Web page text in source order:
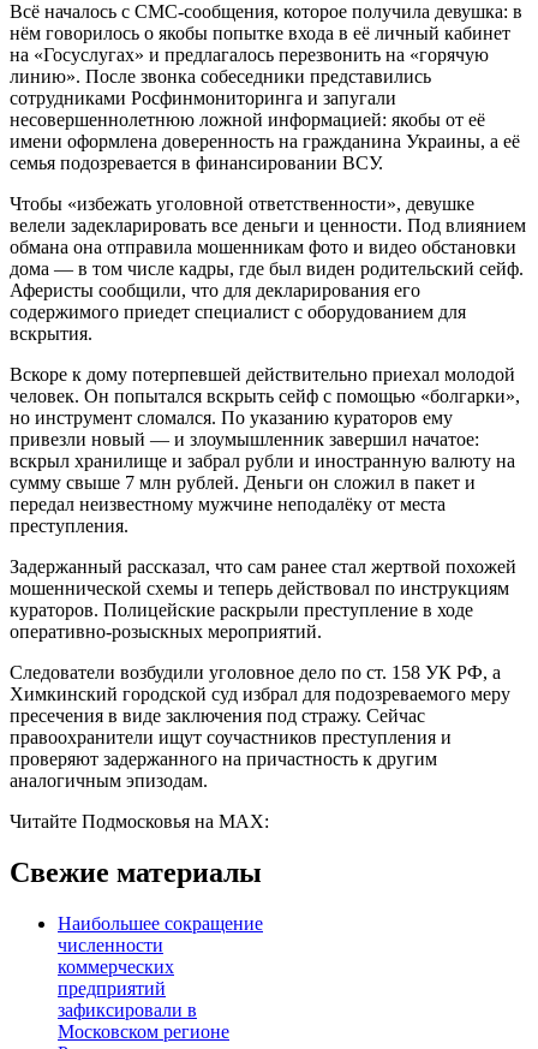
Всё началось с СМС‑сообщения, которое получила девушка: в
нём говорилось о якобы попытке входа в её личный кабинет
на «Госуслугах» и предлагалось перезвонить на «горячую
линию». После звонка собеседники представились
сотрудниками Росфинмониторинга и запугали
несовершеннолетнюю ложной информацией: якобы от её
имени оформлена доверенность на гражданина Украины, а её
семья подозревается в финансировании ВСУ.
Чтобы «избежать уголовной ответственности», девушке
велели задекларировать все деньги и ценности. Под влиянием
обмана она отправила мошенникам фото и видео обстановки
дома — в том числе кадры, где был виден родительский сейф.
Аферисты сообщили, что для декларирования его
содержимого приедет специалист с оборудованием для
вскрытия.
Вскоре к дому потерпевшей действительно приехал молодой
человек. Он попытался вскрыть сейф с помощью «болгарки»,
но инструмент сломался. По указанию кураторов ему
привезли новый — и злоумышленник завершил начатое:
вскрыл хранилище и забрал рубли и иностранную валюту на
сумму свыше 7 млн рублей. Деньги он сложил в пакет и
передал неизвестному мужчине неподалёку от места
преступления.
Задержанный рассказал, что сам ранее стал жертвой похожей
мошеннической схемы и теперь действовал по инструкциям
кураторов. Полицейские раскрыли преступление в ходе
оперативно‑розыскных мероприятий.
Следователи возбудили уголовное дело по ст. 158 УК РФ, а
Химкинский городской суд избрал для подозреваемого меру
пресечения в виде заключения под стражу. Сейчас
правоохранители ищут соучастников преступления и
проверяют задержанного на причастность к другим
аналогичным эпизодам.
Читайте Подмосковья на MAX:
Свежие материалы
Наибольшее сокращение
численности
коммерческих
предприятий
зафиксировали в
Московском регионе